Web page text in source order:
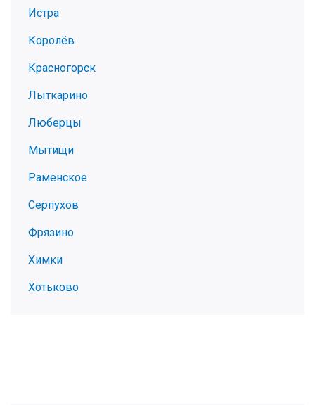
Истра
Королёв
Красногорск
Лыткарино
Люберцы
Мытищи
Раменское
Серпухов
Фрязино
Химки
Хотьково